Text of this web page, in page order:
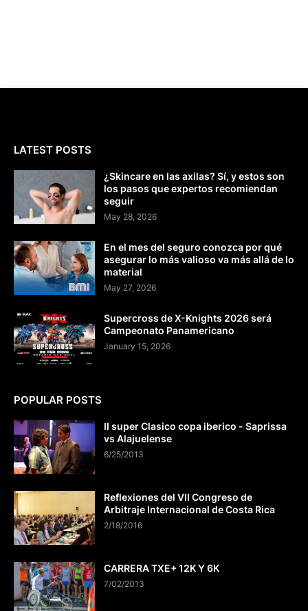
LATEST POSTS
¿Skincare en las axilas? Sí, y estos son
los pasos que expertos recomiendan
seguir
May 28, 2026
En el mes del seguro conozca por qué
asegurar lo más valioso va más allá de lo
material
May 27, 2026
Supercross de X-Knights 2026 será
Campeonato Panamericano
January 15, 2026
POPULAR POSTS
II super Clasico copa iberico - Saprissa
vs Alajuelense
6/25/2013
Reflexiones del VII Congreso de
Arbitraje Internacional de Costa Rica
2/18/2016
CARRERA TXE+ 12K Y 6K
7/02/2013